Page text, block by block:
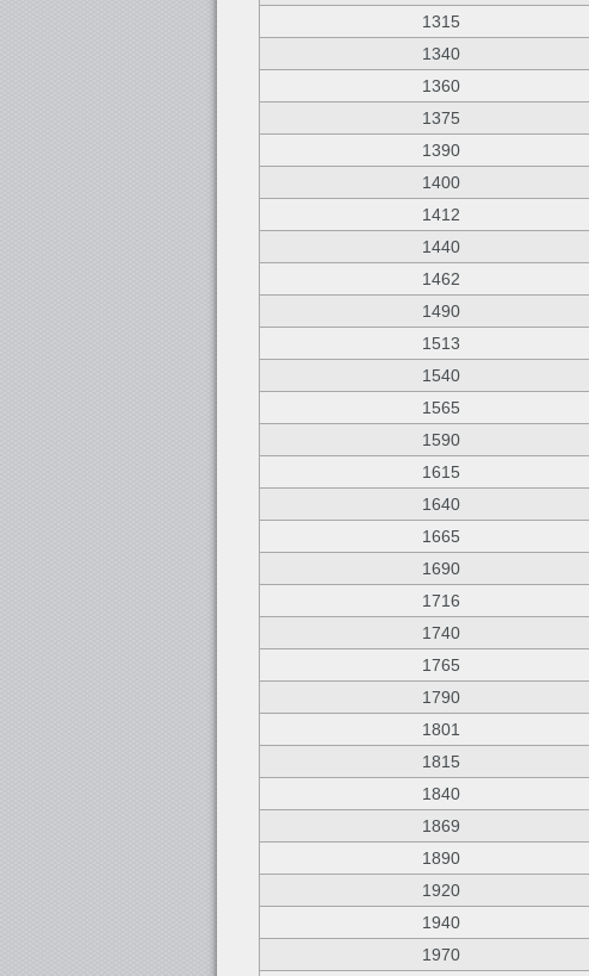
1315
1340
1360
1375
1390
1400
1412
1440
1462
1490
1513
1540
1565
1590
1615
1640
1665
1690
1716
1740
1765
1790
1801
1815
1840
1869
1890
1920
1940
1970